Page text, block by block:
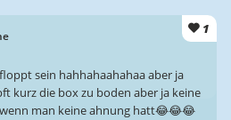
1
sein hahhahaahahaa aber ja
kurz die box zu boden aber ja keine
man keine ahnung hatt😂😂😂